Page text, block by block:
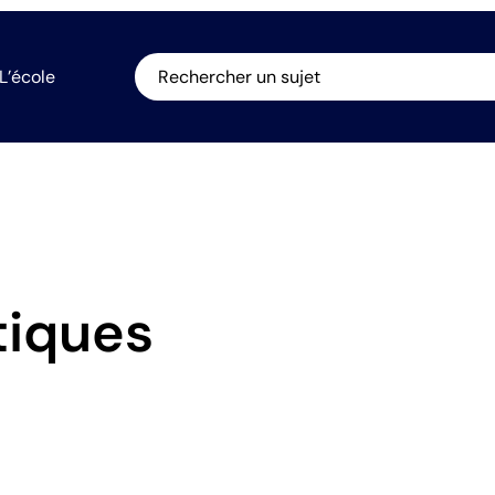
L’école Rechercher un sujet